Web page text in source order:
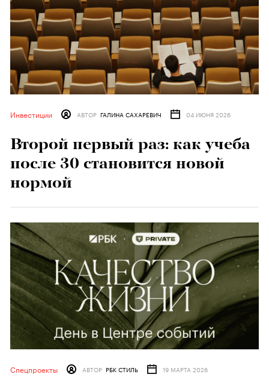
Инвестиции АВТОР ГАЛИНА САХАРЕВИЧ 04 ИЮНЯ 2026
Второй первый раз: как учеба
после 30 становится новой
нормой
Спецпроекты АВТОР РБК СТИЛЬ 19 МАРТА 2026